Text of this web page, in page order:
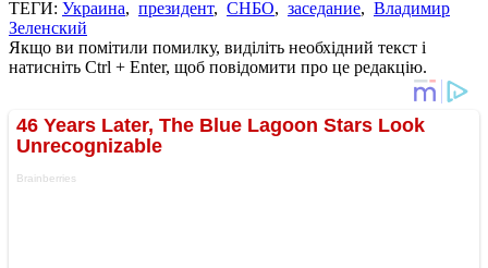
ТЕГИ: Украина, президент, СНБО, заседание, Владимир
Зеленский
Якщо ви помітили помилку, виділіть необхідний текст і
натисніть Ctrl + Enter, щоб повідомити про це редакцію.